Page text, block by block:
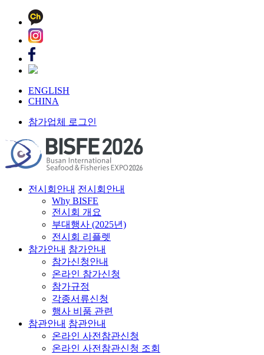
ENGLISH
CHINA
참가업체 로그인
전시회안내 전시회안내
Why BISFE
전시회 개요
부대행사 (2025년)
전시회 리플렛
참가안내 참가안내
참가신청안내
온라인 참가신청
참가규정
각종서류신청
행사 비품 관련
참관안내 참관안내
온라인 사전참관신청
온라인 사전참관신청 조회